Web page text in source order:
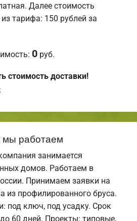
Далее стоимость
тарифа: 150 рублей за
0 руб.
стоимость доставки!
мы работаем
занимается
домов. Работаем в
Принимаем заявки на
из профилированного бруса.
под ключ, под усадку. Срок
60 дней. Проекты: типовые,